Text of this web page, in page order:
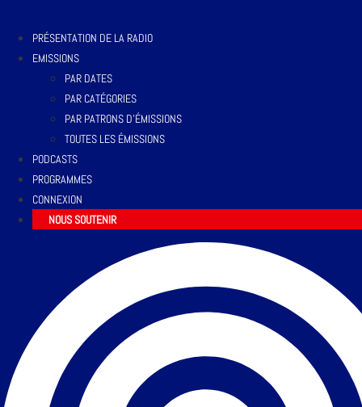
PRÉSENTATION DE LA RADIO
EMISSIONS
PAR DATES
PAR CATÉGORIES
PAR PATRONS D’ÉMISSIONS
TOUTES LES ÉMISSIONS
PODCASTS
PROGRAMMES
CONNEXION
NOUS SOUTENIR